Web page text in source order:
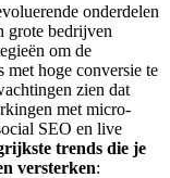
onderdelen
grote bedrijven
om de
met hoge conversie te
zien dat
met micro-
SEO en live
trends die je
versterken: